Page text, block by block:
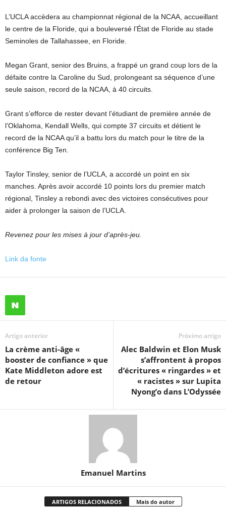
L’UCLA accèdera au championnat régional de la NCAA, accueillant
le centre de la Floride, qui a bouleversé l’État de Floride au stade
Seminoles de Tallahassee, en Floride.
Megan Grant, senior des Bruins, a frappé un grand coup lors de la
défaite contre la Caroline du Sud, prolongeant sa séquence d’une
seule saison, record de la NCAA, à 40 circuits.
Grant s’efforce de rester devant l’étudiant de première année de
l’Oklahoma, Kendall Wells, qui compte 37 circuits et détient le
record de la NCAA qu’il a battu lors du match pour le titre de la
conférence Big Ten.
Taylor Tinsley, senior de l’UCLA, a accordé un point en six
manches. Après avoir accordé 10 points lors du premier match
régional, Tinsley a rebondi avec des victoires consécutives pour
aider à prolonger la saison de l’UCLA.
Revenez pour les mises à jour d’après-jeu.
Link da fonte
Artigo anterior
La crème anti-âge «
booster de confiance » que
Kate Middleton adore est
de retour
Próximo artigo
Alec Baldwin et Elon Musk
s’affrontent à propos
d’écritures « ringardes » et
« racistes » sur Lupita
Nyong’o dans L’Odyssée
Emanuel Martins
ARTIGOS RELACIONADOS Mais do autor